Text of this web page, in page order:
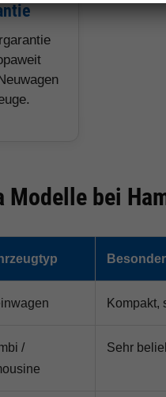
Modelle bei
Kompakt,
/
Sehr